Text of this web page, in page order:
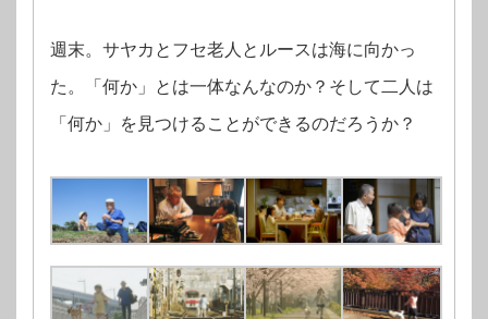
週末。サヤカとフセ老人とルースは海に向かっ
た。「何か」とは一体なんなのか？そして二人は
「何か」を見つけることができるのだろうか？